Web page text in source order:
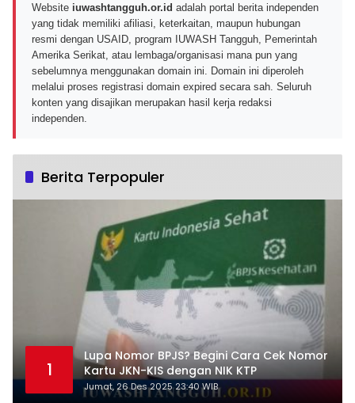
Website iuwashtangguh.or.id adalah portal berita independen
yang tidak memiliki afiliasi, keterkaitan, maupun hubungan
resmi dengan USAID, program IUWASH Tangguh, Pemerintah
Amerika Serikat, atau lembaga/organisasi mana pun yang
sebelumnya menggunakan domain ini. Domain ini diperoleh
melalui proses registrasi domain expired secara sah. Seluruh
konten yang disajikan merupakan hasil kerja redaksi
independen.
Berita Terpopuler
1
Lupa Nomor BPJS? Begini Cara Cek Nomor
Kartu JKN-KIS dengan NIK KTP
Jumat, 26 Des 2025 23:40 WIB